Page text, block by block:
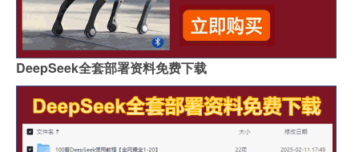
DeepSeek全套部署资料免费下载